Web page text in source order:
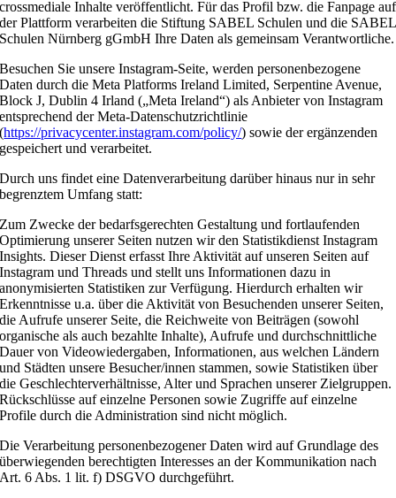
crossmediale Inhalte veröffentlicht. Für das Profil bzw. die Fanpage auf
der Plattform verarbeiten die Stiftung SABEL Schulen und die SABEL
Schulen Nürnberg gGmbH Ihre Daten als gemeinsam Verantwortliche.
Besuchen Sie unsere Instagram-Seite, werden personenbezogene
Daten durch die Meta Platforms Ireland Limited, Serpentine Avenue,
Block J, Dublin 4 Irland („Meta Ireland“) als Anbieter von Instagram
entsprechend der Meta-Datenschutzrichtlinie
(https://privacycenter.instagram.com/policy/) sowie der ergänzenden
gespeichert und verarbeitet.
Durch uns findet eine Datenverarbeitung darüber hinaus nur in sehr
begrenztem Umfang statt:
Zum Zwecke der bedarfsgerechten Gestaltung und fortlaufenden
Optimierung unserer Seiten nutzen wir den Statistikdienst Instagram
Insights. Dieser Dienst erfasst Ihre Aktivität auf unseren Seiten auf
Instagram und Threads und stellt uns Informationen dazu in
anonymisierten Statistiken zur Verfügung. Hierdurch erhalten wir
Erkenntnisse u.a. über die Aktivität von Besuchenden unserer Seiten,
die Aufrufe unserer Seite, die Reichweite von Beiträgen (sowohl
organische als auch bezahlte Inhalte), Aufrufe und durchschnittliche
Dauer von Videowiedergaben, Informationen, aus welchen Ländern
und Städten unsere Besucher/innen stammen, sowie Statistiken über
die Geschlechterverhältnisse, Alter und Sprachen unserer Zielgruppen.
Rückschlüsse auf einzelne Personen sowie Zugriffe auf einzelne
Profile durch die Administration sind nicht möglich.
Die Verarbeitung personenbezogener Daten wird auf Grundlage des
überwiegenden berechtigten Interesses an der Kommunikation nach
Art. 6 Abs. 1 lit. f) DSGVO durchgeführt.